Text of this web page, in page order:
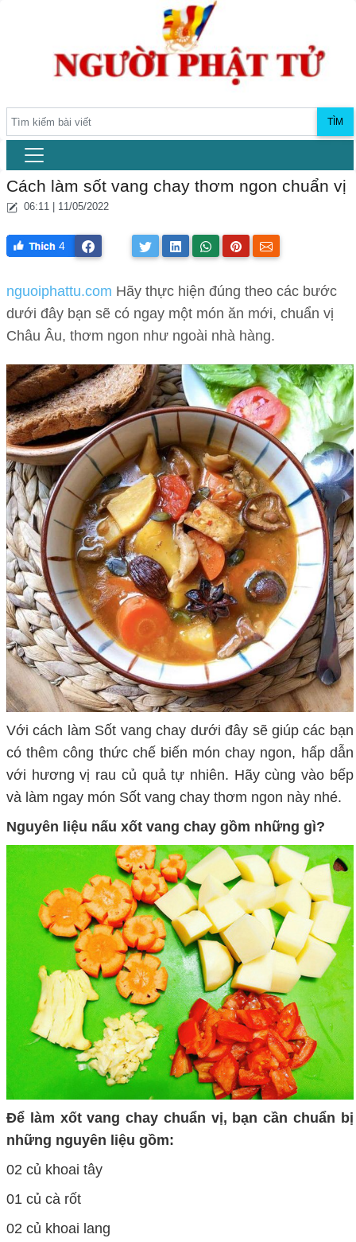
TÌM
Cách làm sốt vang chay thơm ngon chuẩn vị
06:11 | 11/05/2022
4
nguoiphattu.com Hãy thực hiện đúng theo các bước
dưới đây bạn sẽ có ngay một món ăn mới, chuẩn vị
Châu Âu, thơm ngon như ngoài nhà hàng.
Với cách làm Sốt vang chay dưới đây sẽ giúp các bạn
có thêm công thức chế biến món chay ngon, hấp dẫn
với hương vị rau củ quả tự nhiên. Hãy cùng vào bếp
và làm ngay món Sốt vang chay thơm ngon này nhé.
Nguyên liệu nấu xốt vang chay gồm những gì?
Để làm xốt vang chay chuẩn vị, bạn cần chuẩn bị
những nguyên liệu gồm:
02 củ khoai tây
01 củ cà rốt
02 củ khoai lang